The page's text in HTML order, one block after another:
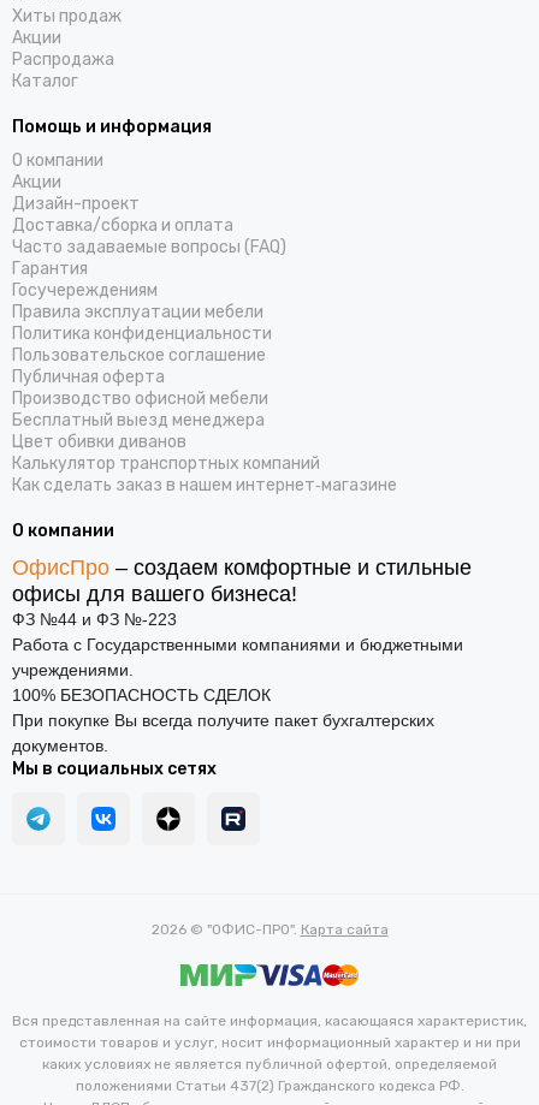
Хиты продаж
Акции
Распродажа
Каталог
Помощь и информация
О компании
Акции
Дизайн-проект
Доставка/cборка и оплата
Часто задаваемые вопросы (FAQ)
Гарантия
Госучереждениям
Правила эксплуатации мебели
Политика конфиденциальности
Пользовательское соглашение
Публичная оферта
Производство офисной мебели
Бесплатный выезд менеджера
Цвет обивки диванов
Калькулятор транспортных компаний
Как сделать заказ в нашем интернет‑магазине
О компании
ОфисПро – создаем комфортные и стильные
офисы для вашего бизнеса!
ФЗ №44 и ФЗ №-223
Работа с Государственными компаниями и бюджетными
учреждениями.
100% БЕЗОПАСНОСТЬ СДЕЛОК
При покупке Вы всегда получите пакет бухгалтерских
документов.
Мы в социальных сетях
2026 © "ОФИС-ПРО". Карта сайта
Вся представленная на сайте информация, касающаяся характеристик,
стоимости товаров и услуг, носит информационный характер и ни при
каких условиях не является публичной офертой, определяемой
положениями Статьи 437(2) Гражданского кодекса РФ.